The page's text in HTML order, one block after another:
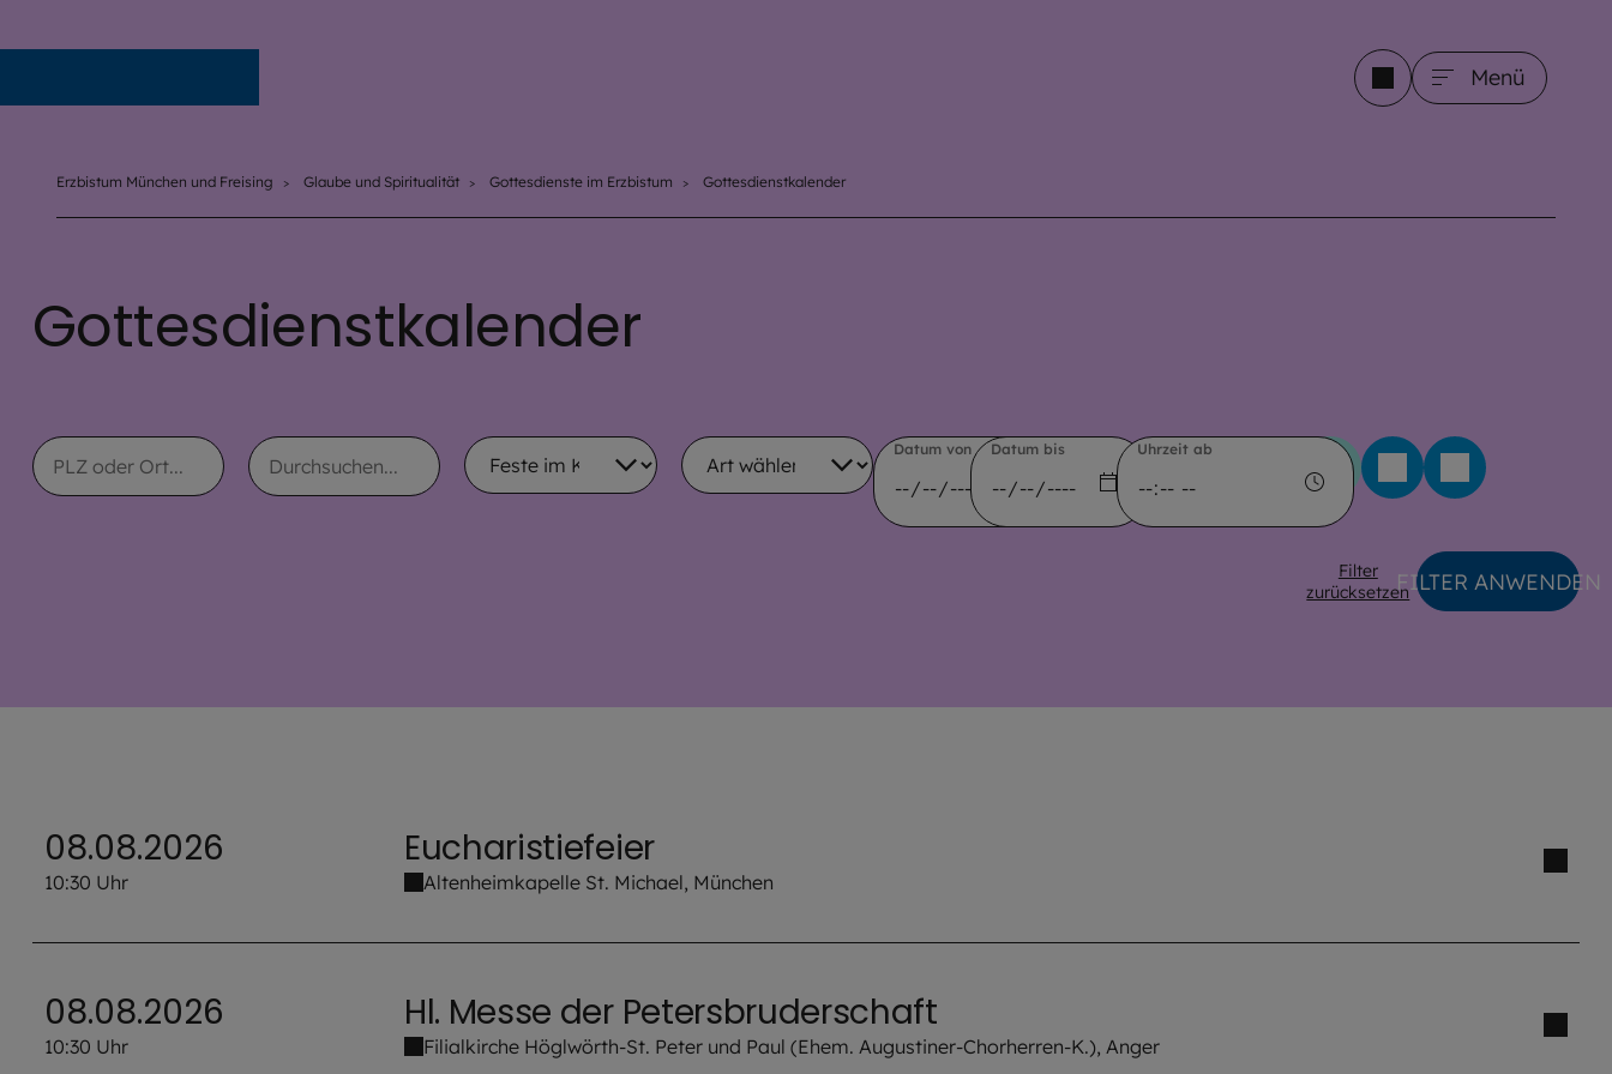
Menü
Erzbistum München und Freising Glaube und Spiritualität Gottesdienste im Erzbistum Gottesdienstkalender
Gottesdienstkalender
Text Text Auswahl Auswahl Datum von Datum bis Uhrzeit ab
Nur Online-Veranstaltungen
Mit Induktionsschleife
Barrierefrei
Filter
zurücksetzenFILTER ANWENDEN
08.08.2026
10:30 Uhr
Eucharistiefeier
Altenheimkapelle St. Michael, München
08.08.2026
10:30 Uhr
Hl. Messe der Petersbruderschaft
Filialkirche Höglwörth-St. Peter und Paul (Ehem. Augustiner-Chorherren-K.), Anger